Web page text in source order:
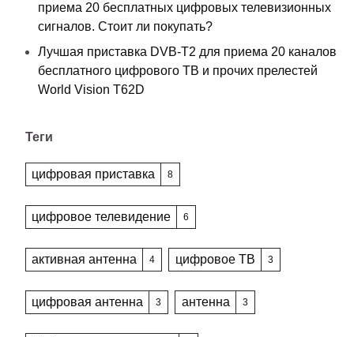
приема 20 бесплатных цифровых телевизионных
сигналов. Стоит ли покупать?
Лучшая приставка DVB-T2 для приема 20 каналов
бесплатного цифрового ТВ и прочих прелестей
World Vision T62D
Теги
цифровая приставка 8
цифровое телевидение 6
активная антенна 4 цифровое ТВ 3
цифровая антенна 3 антенна 3